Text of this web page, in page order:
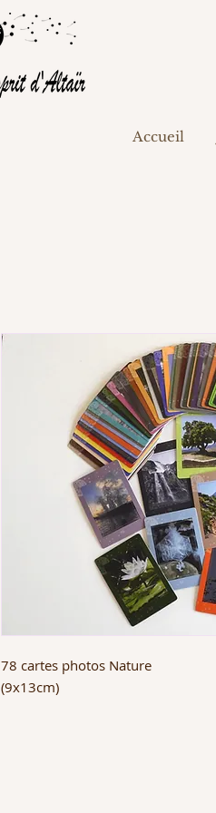
Accueil
78 cartes photos Nature
(9x13cm)